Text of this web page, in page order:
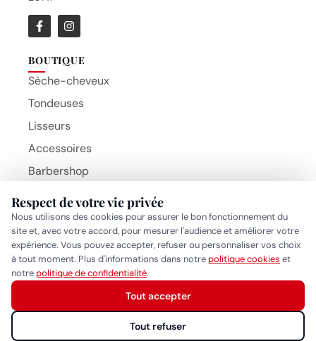
BOUTIQUE
Sèche-cheveux
Tondeuses
Lisseurs
Accessoires
Barbershop
MARQUES
BaByliss Pro
Gammapiu
Eurostil
Respect de votre vie privée
Nous utilisons des cookies pour assurer le bon fonctionnement du
site et, avec votre accord, pour mesurer l'audience et améliorer votre
expérience. Vous pouvez accepter, refuser ou personnaliser vos choix
à tout moment. Plus d'informations dans notrepolitique cookies et
notrepolitique de confidentialité.
Tout refuser
Tout accepter
Beauty Hair Products
Réponse généralement sous quelques heures
Démarrer la conversation